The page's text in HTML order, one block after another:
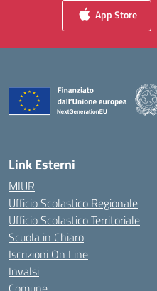
App Store
Link Esterni
MIUR
Ufficio Scolastico Regionale
Ufficio Scolastico Territoriale
Scuola in Chiaro
Iscrizioni On Line
Invalsi